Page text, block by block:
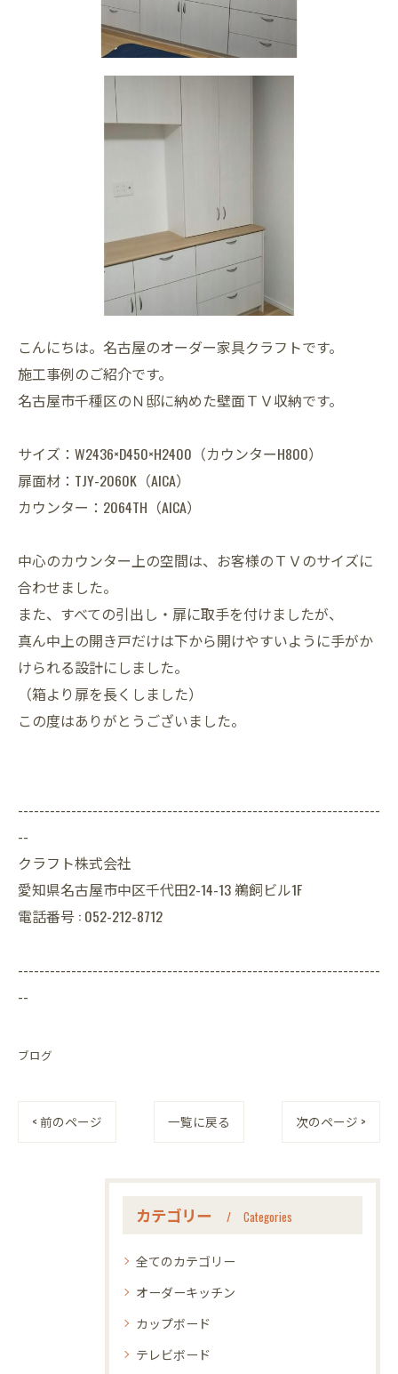
こんにちは。名古屋のオーダー家具クラフトです。
施工事例のご紹介です。
名古屋市千種区のＮ邸に納めた壁面ＴＶ収納です。
サイズ：W2436×D450×H2400（カウンターH800）
扉面材：TJY-2060K（AICA）
カウンター：2064TH（AICA）
中心のカウンター上の空間は、お客様のＴＶのサイズに
合わせました。
また、すべての引出し・扉に取手を付けましたが、
真ん中上の開き戸だけは下から開けやすいように手がか
けられる設計にしました。
（箱より扉を長くしました）
この度はありがとうございました。
--------------------------------------------------------------------
--
クラフト株式会社
愛知県名古屋市中区千代田2-14-13 鵜飼ビル1F
電話番号 : 052-212-8712
--------------------------------------------------------------------
--
ブログ
< 前のページ 一覧に戻る 次のページ >
カテゴリー Categories
全てのカテゴリー
オーダーキッチン
カップボード
テレビボード